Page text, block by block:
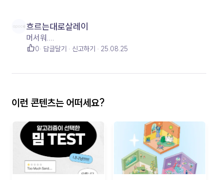
흐르는대로살레이
머서워....
0 답글달기 신고하기 25.08.25
이런 콘텐츠는 어떠세요?